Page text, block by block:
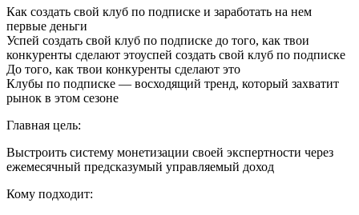
Как создать свой клуб по подписке и заработать на нем
первые деньги
Успей создать свой клуб по подписке до того, как твои
конкуренты сделают этоуспей создать свой клуб по подписке
До того, как твои конкуренты сделают это
Клубы по подписке — восходящий тренд, который захватит
рынок в этом сезоне
Главная цель:
Выстроить систему монетизации своей экспертности через
ежемесячный предсказумый управляемый доход
Кому подходит: